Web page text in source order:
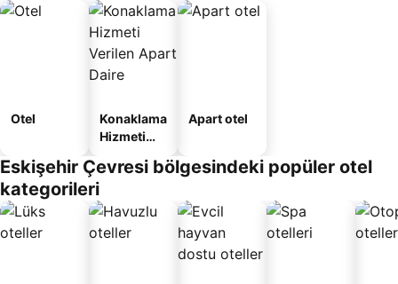
Otel
Konaklama
Hizmeti
Apart
Apart otel
Eskişehir Çevresi bölgesindeki popüler otel
kategorileri